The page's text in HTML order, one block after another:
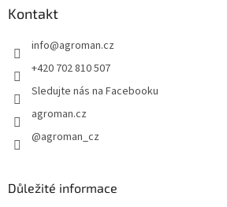
Kontakt
info@agroman.cz
+420 702 810 507
Sledujte nás na Facebooku
agroman.cz
@agroman_cz
Důležité informace